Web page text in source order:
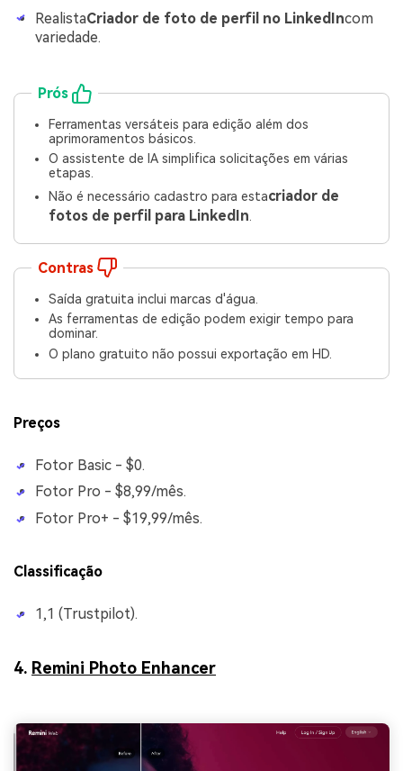
RealistaCriador de foto de perfil no LinkedIncom
variedade.
Prós
Ferramentas versáteis para edição além dos
aprimoramentos básicos.
O assistente de IA simplifica solicitações em várias
etapas.
Não é necessário cadastro para estacriador de
fotos de perfil para LinkedIn
Contras
Saída gratuita inclui marcas d'água.
As ferramentas de edição podem exigir tempo para
dominar.
O plano gratuito não possui exportação em HD.
Preços
Fotor Basic - $0.
Fotor Pro - $8,99/mês.
Fotor Pro+ - $19,99/mês.
Classificação
1,1 (Trustpilot).
4. Remini Photo Enhancer